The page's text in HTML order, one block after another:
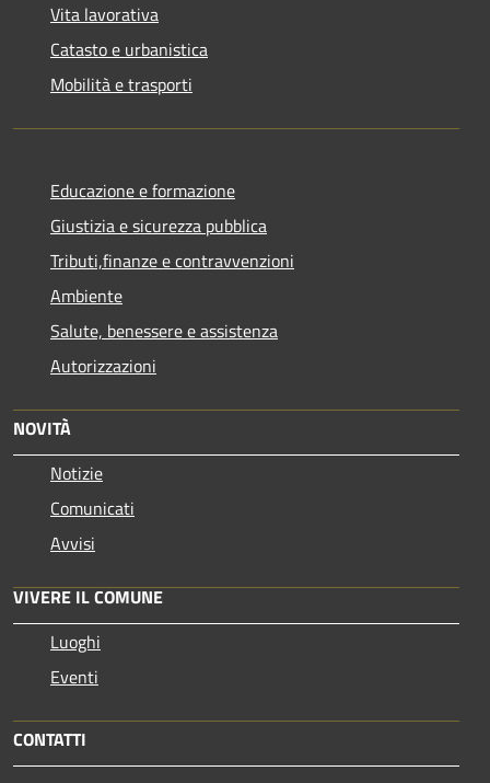
Vita lavorativa
Catasto e urbanistica
Mobilità e trasporti
Educazione e formazione
Giustizia e sicurezza pubblica
Tributi,finanze e contravvenzioni
Ambiente
Salute, benessere e assistenza
Autorizzazioni
NOVITÀ
Notizie
Comunicati
Avvisi
VIVERE IL COMUNE
Luoghi
Eventi
CONTATTI